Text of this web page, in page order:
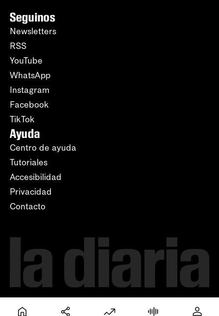
Seguinos
Newsletters
RSS
YouTube
WhatsApp
Instagram
Facebook
TikTok
Ayuda
Centro de ayuda
Tutoriales
Accesibilidad
Privacidad
Contacto